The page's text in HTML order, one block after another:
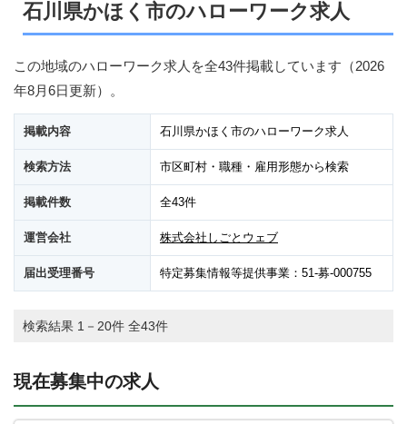
石川県かほく市のハローワーク求人
この地域のハローワーク求人を全43件掲載しています（2026
年8月6日更新）。
掲載内容 石川県かほく市のハローワーク求人
検索方法 市区町村・職種・雇用形態から検索
掲載件数 全43件
運営会社 株式会社しごとウェブ
届出受理番号 特定募集情報等提供事業：51-募-000755
検索結果 1－20件 全43件
現在募集中の求人